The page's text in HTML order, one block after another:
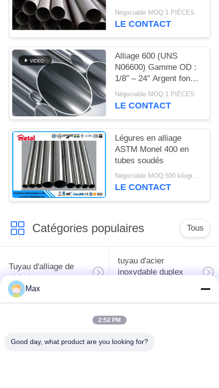
POLICY
1/8″ – 24″ Métallique
brillant Résistance à la
MPa
Négociable MOQ:1 PIÈCES
LE CONTACT
Alliage 600 (UNS
N06600) Gamme OD :
1/8″ – 24″ Argent foncé
Pétrole et gaz 1 093 °C
(2 000 °F) pour l’alliage
Négociable MOQ:1 PIÈCES
LE CONTACT
Légures en alliage
ASTM Monel 400 en
tubes soudés
Négociable MOQ:500 kilogrammes
LE CONTACT
Catégories populaires Tous
Tuyau d'alliage de
nickel
tuyau d'acier
inoxydable duplex
tuyau d'acier enduit
Max
2:52 PM
Good day, what product are you looking for?